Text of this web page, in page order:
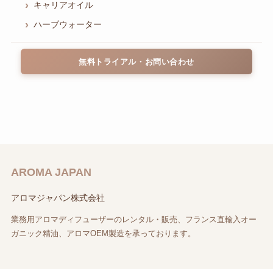
キャリアオイル
ハーブウォーター
無料トライアル・お問い合わせ
AROMA JAPAN
アロマジャパン株式会社
業務用アロマディフューザーのレンタル・販売、フランス直輸入オー
ガニック精油、アロマOEM製造を承っております。